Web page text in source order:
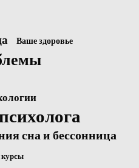
Ваше здоровье
сна и бессонница